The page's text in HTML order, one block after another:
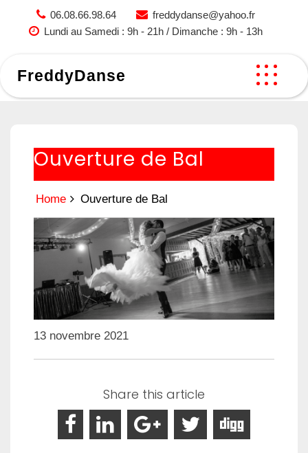
06.08.66.98.64
freddydanse@yahoo.fr
Lundi au Samedi : 9h - 21h / Dimanche : 9h - 13h
FreddyDanse
Ouverture de Bal
Home Ouverture de Bal
13 novembre 2021
Share this article